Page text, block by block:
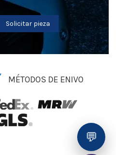
Solicitar pieza
MÉTODOS DE ENIVO
💬